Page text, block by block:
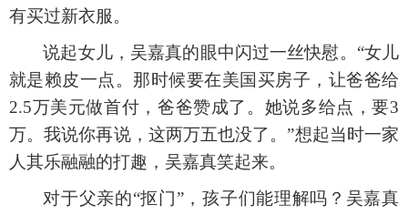
有买过新衣服。
说起女儿，吴嘉真的眼中闪过一丝快慰。 “女儿
就是赖皮一点。那时候要在美国买房子，让爸爸给
2.5万美元做首付，爸爸赞成了。她说多给点，要3
万。我说你再说，这两万五也没了。”想起当时一家
人其乐融融的打趣，吴嘉真笑起来。
对于父亲的“抠门”，孩子们能理解吗？吴嘉真